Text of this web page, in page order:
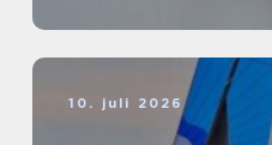
10. juli 2026